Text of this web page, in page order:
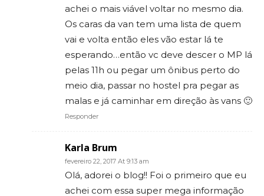
achei o mais viável voltar no mesmo dia.
Os caras da van tem uma lista de quem
vai e volta então eles vão estar lá te
esperando…então vc deve descer o MP lá
pelas 11h ou pegar um ônibus perto do
meio dia, passar no hostel pra pegar as
malas e já caminhar em direção às vans 🙂
Responder
Karla Brum
fevereiro 22, 2017 At 9:13 am
Olá, adorei o blog!! Foi o primeiro que eu
achei com essa super mega informação